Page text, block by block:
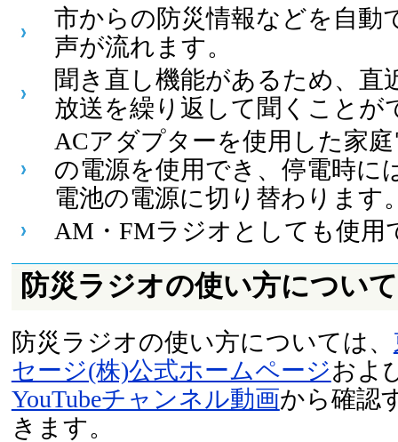
市からの防災情報などを自動
声が流れます。
聞き直し機能があるため、直
放送を繰り返して聞くことが
ACアダプターを使用した家
の電源を使用でき、停電時に
電池の電源に切り替わります
AM・FMラジオとしても使用
防災ラジオの使い方について
防災ラジオの使い方については、
セージ(株)公式ホームページおよ
YouTubeチャンネル動画から確認
きます。